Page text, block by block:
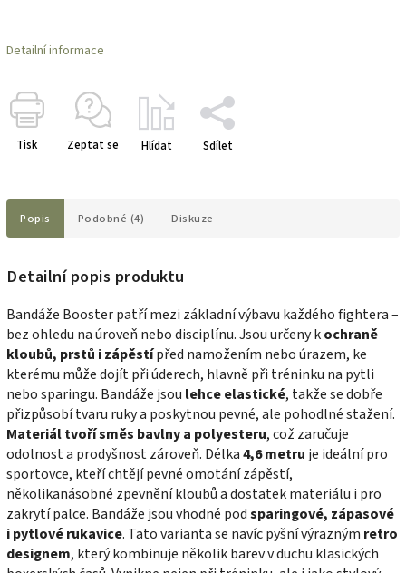
Detailní informace
Tisk Zeptat se Hlídat Sdílet
Popis Podobné (4) Diskuze
Detailní popis produktu
Bandáže Booster patří mezi základní výbavu každého fightera –
bez ohledu na úroveň nebo disciplínu. Jsou určeny kochraně
kloubů, prstů i zápěstípřed namožením nebo úrazem, ke
kterému může dojít při úderech, hlavně při tréninku na pytli
nebo sparingu. Bandáže jsou lehce elastické, takže se dobře
přizpůsobí tvaru ruky a poskytnou pevné, ale pohodlné stažení.
Materiál tvoří směs bavlny a polyesteru, což zaručuje
odolnost a prodyšnost zároveň. Délka4,6 metru je ideální pro
sportovce, kteří chtějí pevné omotání zápěstí,
několikanásobné zpevnění kloubů a dostatek materiálu i pro
zakrytí palce. Bandáže jsou vhodné podsparingové, zápasové
i pytlové rukavice. Tato varianta se navíc pyšní výrazným retro
designem, který kombinuje několik barev v duchu klasických